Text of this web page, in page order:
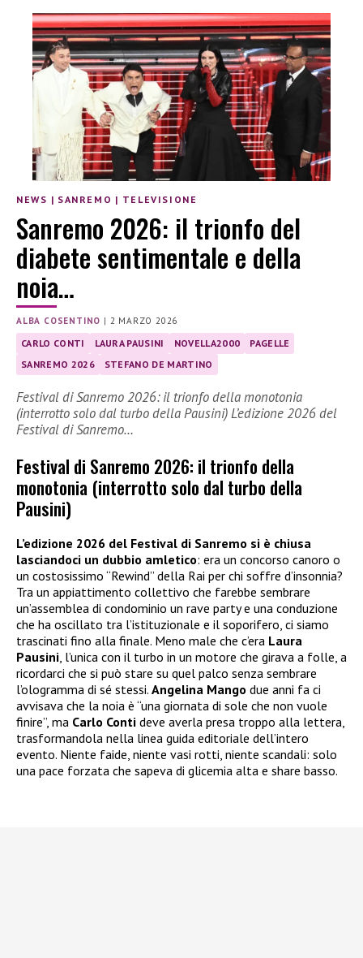
NEWS | SANREMO | TELEVISIONE
Sanremo 2026: il trionfo del
diabete sentimentale e della
noia…
ALBA COSENTINO | 2 MARZO 2026
CARLO CONTI LAURA PAUSINI NOVELLA2000
PAGELLE
SANREMO 2026
STEFANO DE MARTINO
Festival di Sanremo 2026: il trionfo della monotonia
(interrotto solo dal turbo della Pausini) L’edizione 2026 del
Festival di Sanremo…
Festival di Sanremo 2026: il trionfo della
monotonia (interrotto solo dal turbo della
Pausini)
L’edizione 2026 del Festival di Sanremo si è chiusa
lasciandoci un dubbio amletico: era un concorso canoro o
un costosissimo “Rewind” della Rai per chi soffre d’insonnia?
Tra un appiattimento collettivo che farebbe sembrare
un’assemblea di condominio un rave party e una conduzione
che ha oscillato tra l’istituzionale e il soporifero, ci siamo
trascinati fino alla finale. Meno male che c’era Laura
Pausini, l’unica con il turbo in un motore che girava a folle, a
ricordarci che si può stare su quel palco senza sembrare
l’ologramma di sé stessi. Angelina Mango due anni fa ci
avvisava che la noia è “una giornata di sole che non vuole
finire”, ma Carlo Conti deve averla presa troppo alla lettera,
trasformandola nella linea guida editoriale dell’intero
evento. Niente faide, niente vasi rotti, niente scandali: solo
una pace forzata che sapeva di glicemia alta e share basso.